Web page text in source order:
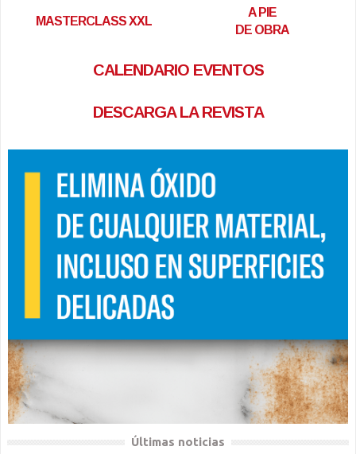
MASTERCLASS XXL
A PIE
DE OBRA
CALENDARIO EVENTOS
DESCARGA LA REVISTA
Últimas noticias